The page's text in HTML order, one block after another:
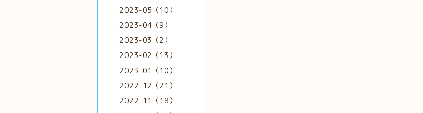
2023-05（10）
2023-04（9）
2023-03（2）
2023-02（13）
2023-01（10）
2022-12（21）
2022-11（18）